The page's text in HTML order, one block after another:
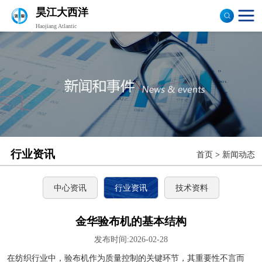
昊江大西洋
Haojiang Atlantic
行业资讯 首页 > 新闻动态
中心资讯 行业资讯 技术资料
金华验布机的基本结构
发布时间:2026-02-28
在纺织行业中，验布机作为质量控制的关键环节，其重要性不言而
验布机
打卷机
切边机
布匹包装机